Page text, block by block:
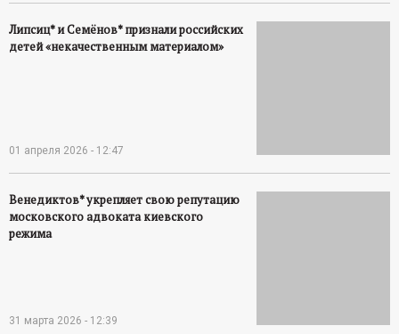
Липсиц* и Семёнов* признали российских
детей «некачественным материалом»
01 апреля 2026 - 12:47
Венедиктов* укрепляет свою репутацию
московского адвоката киевского
режима
31 марта 2026 - 12:39